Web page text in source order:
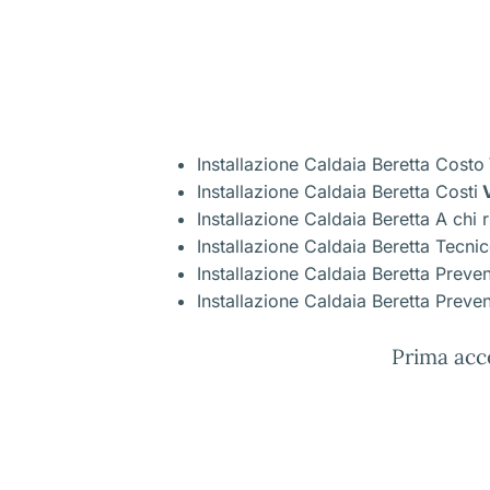
Installazione Caldaia Beretta Costo
Installazione Caldaia Beretta Costi
Installazione Caldaia Beretta A chi
Installazione Caldaia Beretta
Installazione Caldaia Beretta
Installazione Caldaia Beretta
Prima